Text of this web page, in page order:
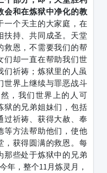
会和在炼狱中净化的教
一个天主的大家庭，在
扶持、共同成圣。天堂
救恩，不需要我们的帮
们却一直在帮助我们世
们祈祷；炼狱里的人虽
世界上继续与罪恶战斗
，我们世界上的人可
狱的兄弟姐妹们，包括
过祈祷、获得大赦、奉
等方法帮助他们，使他
，获得圆满的救恩。每
那些处于炼狱中的兄弟
年，整个11月炼灵月，